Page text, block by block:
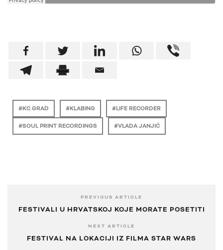
KC GRAD KLABING LIFE RECORDER
SOUL PRINT RECORDINGS VLADA JANJIĆ
PREVIOUS ARTICLE
FESTIVALI U HRVATSKOJ KOJE MORATE POSETITI
NEXT ARTICLE
FESTIVAL NA LOKACIJI IZ FILMA STAR WARS